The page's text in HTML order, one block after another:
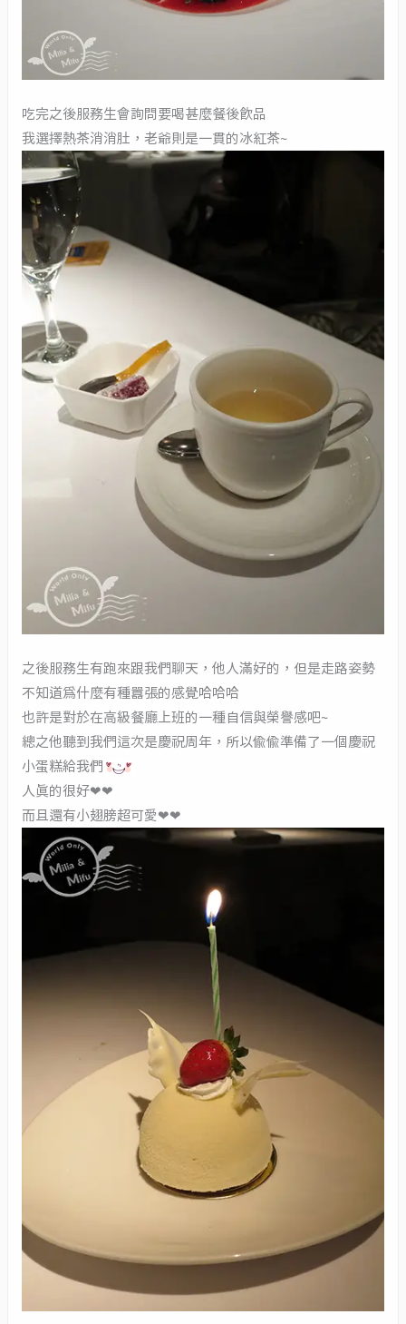
吃完之後服務生會詢問要喝甚麼餐後飲品
我選擇熱茶消消肚，老爺則是一貫的冰紅茶~
之後服務生有跑來跟我們聊天，他人滿好的，但是走路姿勢
不知道為什麼有種囂張的感覺哈哈哈
也許是對於在高級餐廳上班的一種自信與榮譽感吧~
總之他聽到我們這次是慶祝周年，所以偷偷準備了一個慶祝
小蛋糕給我們
人真的很好❤❤
而且還有小翅膀超可愛❤❤